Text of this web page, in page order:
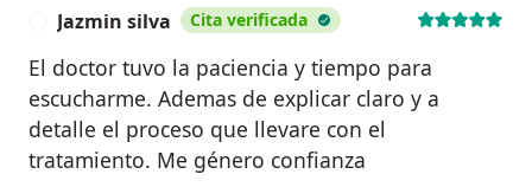
Jazmin silva Cita verificada
El doctor tuvo la paciencia y tiempo para
escucharme. Ademas de explicar claro y a
detalle el proceso que llevare con el
tratamiento. Me género confianza